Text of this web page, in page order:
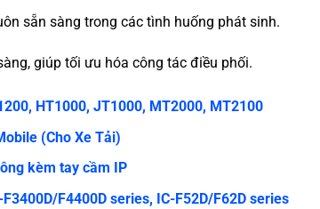
sẵn sàng trong các tình huống phát sinh.
giúp tối ưu hóa công tác điều phối.
HT1000, JT1000, MT2000, MT2100
(Cho Xe Tải)
kèm tay cầm IP
F4400D series, IC-F52D/F62D series